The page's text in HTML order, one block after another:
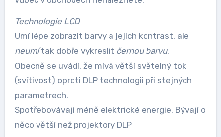
Technologie LCD
Umí lépe zobrazit barvy a jejich kontrast, ale
neumítak dobře vykreslit černou barvu.
Obecně se uvádí, že mívá větší světelný tok
(svítivost) oproti DLP technologii při stejných
parametrech.
Spotřebovávají méně elektrické energie. Bývají o
něco větší než projektory DLP